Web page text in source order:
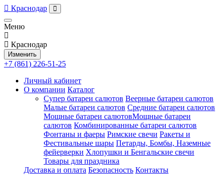
Краснодар
Меню
Краснодар
Изменить
+7 (861) 226-51-25
Личный кабинет
О компании Каталог
Супер батареи салютов Веерные батареи салютов
Малые батареи салютов Средние батареи салютов
Мощные батареи салютовМощные батареи
салютов Комбинированные батареи салютов
Фонтаны и фаеры Римские свечи Ракеты и
Фестивальные шары Петарды, Бомбы, Наземные
фейерверки Хлопушки и Бенгальские свечи
Товары для праздника
Доставка и оплата Безопасность Контакты